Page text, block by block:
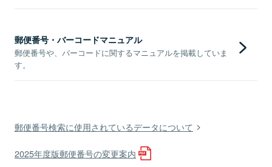
郵便番号・バーコードマニュアル
郵便番号や、バーコードに関するマニュアルを掲載していま
す。
郵便番号検索に使用されているデータについて
2025年度版郵便番号の変更案内